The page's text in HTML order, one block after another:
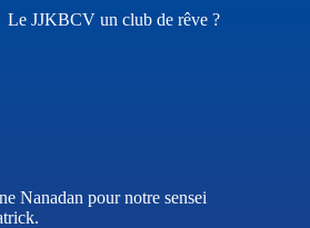
Le JJKBCV un club de rêve ?
Nanadan pour notre sensei